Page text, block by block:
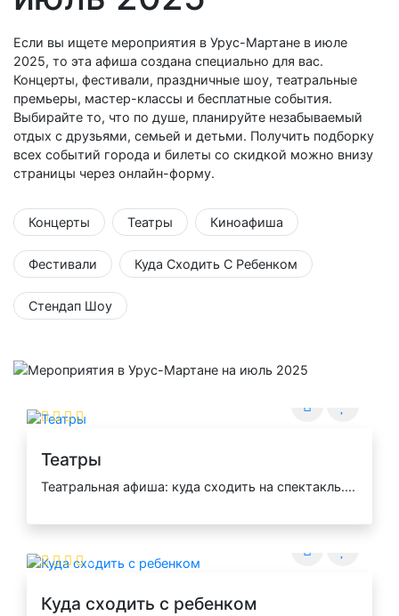
Если вы ищете мероприятия в Урус-Мартане в июле
2025, то эта афиша создана специально для вас.
Концерты, фестивали, праздничные шоу, театральные
премьеры, мастер-классы и бесплатные события.
Выбирайте то, что по душе, планируйте незабываемый
отдых с друзьями, семьей и детьми. Получить подборку
всех событий города и билеты со скидкой можно внизу
страницы через онлайн-форму.
Концерты Театры Киноафиша
Фестивали Куда Сходить С Ребенком
Стендап Шоу
Театры
Театральная афиша: куда сходить на спектакль....
Куда сходить с ребенком